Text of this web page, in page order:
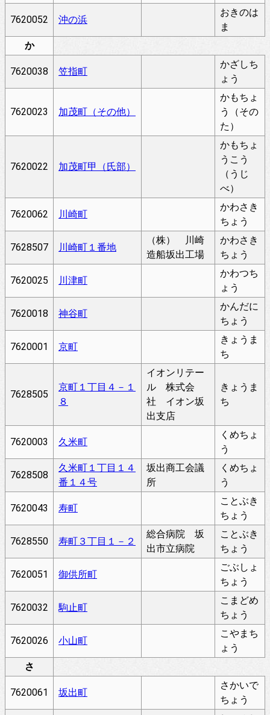
7620052 沖の浜
おきのは
ま
か
7620038 笠指町
かざしち
ょう
7620023 加茂町（その他）
かもちょ
う（その
た）
7620022 加茂町甲（氏部）
かもちょ
うこう
（うじ
べ）
7620062 川崎町
かわさき
ちょう
7628507 川崎町１番地
（株） 川崎
造船坂出工場
かわさき
ちょう
7620025 川津町
かわつち
ょう
7620018 神谷町
かんだに
ちょう
7620001 京町
きょうま
ち
7628505
京町１丁目４－１
８
イオンリテー
ル 株式会
社 イオン坂
出支店
きょうま
ち
7620003 久米町
くめちょ
う
7628508
久米町１丁目１４
番１４号
坂出商工会議
所
くめちょ
う
7620043 寿町
ことぶき
ちょう
7628550 寿町３丁目１－２
総合病院 坂
出市立病院
ことぶき
ちょう
7620051 御供所町
ごぶしょ
ちょう
7620032 駒止町
こまどめ
ちょう
7620026 小山町
こやまち
ょう
さ
7620061 坂出町
さかいで
ちょう